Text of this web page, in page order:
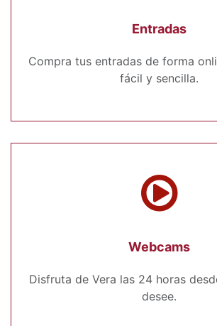
Entradas
Compra tus entradas de forma
fácil y sencilla.
Webcams
Disfruta de Vera las 24 horas
desee.